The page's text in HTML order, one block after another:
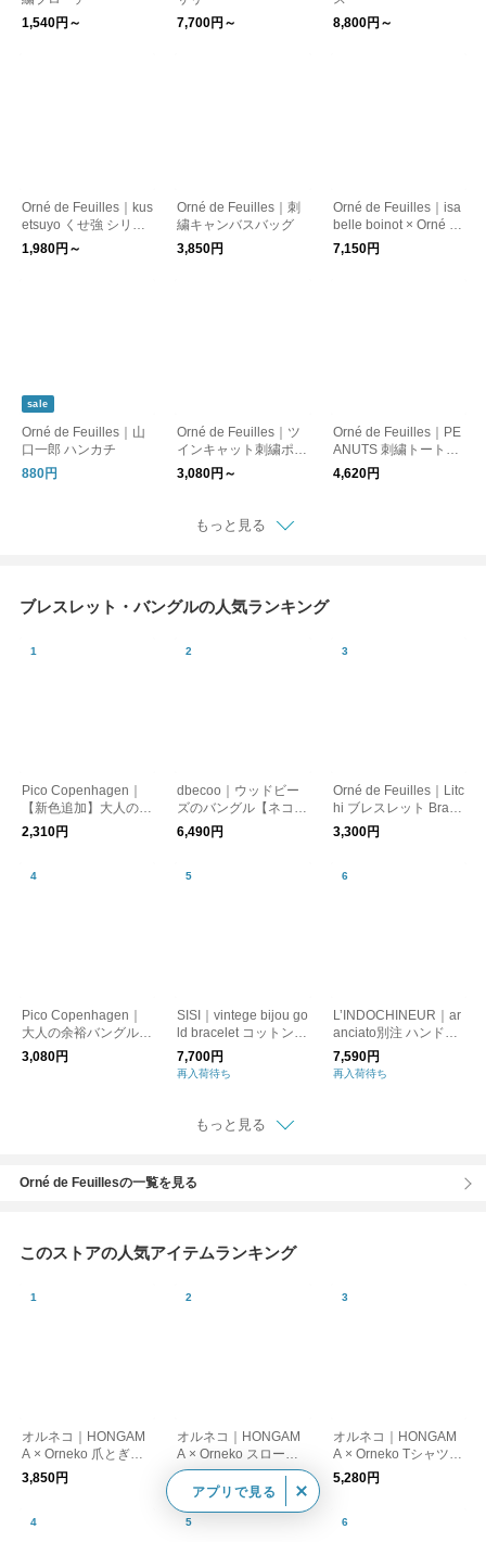
1,540円～
7,700円～
8,800円～
Orné de Feuilles｜kus
etsuyo くせ強 シリー
ズ（ポーチ）
1,980円～
Orné de Feuilles｜刺
繍キャンバスバッグ
3,850円
Orné de Feuilles｜isa
belle boinot × Orné de
Feuilles Tシャツ
7,150円
sale
Orné de Feuilles｜山
口一郎 ハンカチ
880円
Orné de Feuilles｜ツ
インキャット刺繍ポー
チ
3,080円～
Orné de Feuilles｜PE
ANUTS 刺繍トートバ
ッグ
4,620円
もっと見る
ブレスレット・バングルの人気ランキング
Pico Copenhagen｜
【新色追加】大人の余
裕バングルAsha
2,310円
dbecoo｜ウッドビー
ズのバングル【ネコポ
ス対応】
6,490円
Orné de Feuilles｜Litc
hi ブレスレット Brace
let Bubble Mary
3,300円
Pico Copenhagen｜
大人の余裕バングルN
ovie
3,080円
SISI｜vintege bijou go
ld bracelet コットンパ
ール 真鍮 ブレスレッ
ト
7,700円
再入荷待ち
L’INDOCHINEUR｜ar
anciato別注 ハンドメ
イド ホーン ブレスレ
ット bjx017-ms ラン
7,590円
再入荷待ち
もっと見る
Orné de Feuillesの一覧を見る
このストアの人気アイテムランキング
オルネコ｜HONGAM
A × Orneko 爪とぎネ
コハウス
3,850円
オルネコ｜HONGAM
A × Orneko スローケ
ット
6,600円
オルネコ｜HONGAM
A × Orneko Tシャツ／
CATS ARE THE BEST
5,280円
アプリで見る